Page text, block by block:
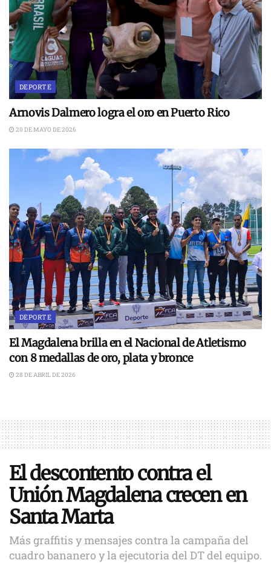
DEPORTE
Arnovis Dalmero logra el oro en Puerto Rico
20 DE MAYO DE 2026
DEPORTE
El Magdalena brilla en el Nacional de Atletismo
con 8 medallas de oro, plata y bronce
28 DE ABRIL DE 2026
El descontento contra el
Unión Magdalena crecen en
Santa Marta
Más graffitis y mensajes contra la campaña del
cuadro bananero y la ejecutoria del DT del equipo.